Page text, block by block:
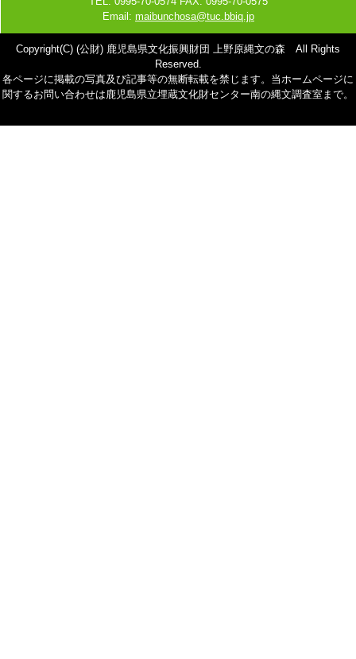
Email: maibunchosa@tuc.bbiq.jp
Copyright(C) (公財) 鹿児島県文化振興財団 上野原縄文の森 All Rights
Reserved.
各ページに掲載の写真及び記事等の無断転載を禁じます。当ホームページに
関するお問い合わせは鹿児島県立埋蔵文化財センター南の縄文調査室まで。